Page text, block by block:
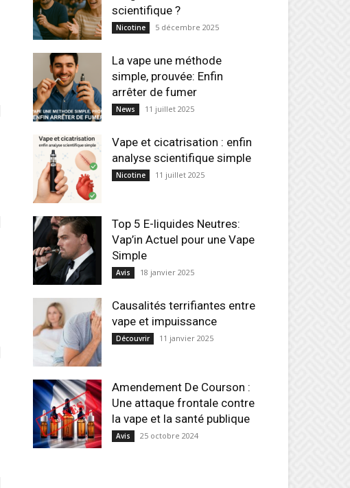
scientifique ?
Nicotine 5 décembre 2025
La vape une méthode
simple, prouvée: Enfin
arrêter de fumer
News 11 juillet 2025
Vape et cicatrisation : enfin
analyse scientifique simple
Nicotine 11 juillet 2025
Top 5 E-liquides Neutres:
Vap’in Actuel pour une Vape
Simple
Avis 18 janvier 2025
Causalités terrifiantes entre
vape et impuissance
Découvrir 11 janvier 2025
Amendement De Courson :
Une attaque frontale contre
la vape et la santé publique
Avis 25 octobre 2024